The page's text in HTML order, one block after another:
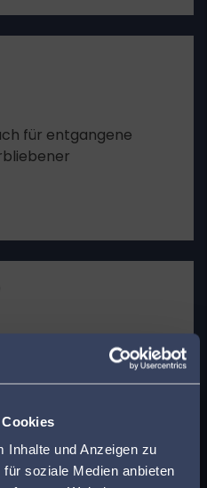
Inhalte und Anzeigen zu
soziale Medien anbieten
für entgangene
zum Studium der
des
in